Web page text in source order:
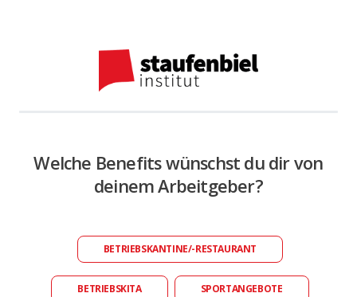
Welche Benefits wünschst du dir von
deinem Arbeitgeber?
BETRIEBSKANTINE/-RESTAURANT
BETRIEBSKITA SPORTANGEBOTE